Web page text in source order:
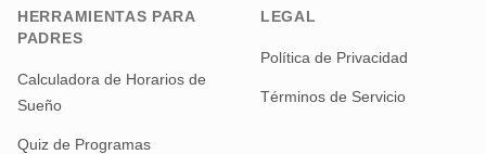
HERRAMIENTAS PARA
PADRES
Calculadora de Horarios de
Sueño
Quiz de Programas
LEGAL
Política de Privacidad
Términos de Servicio